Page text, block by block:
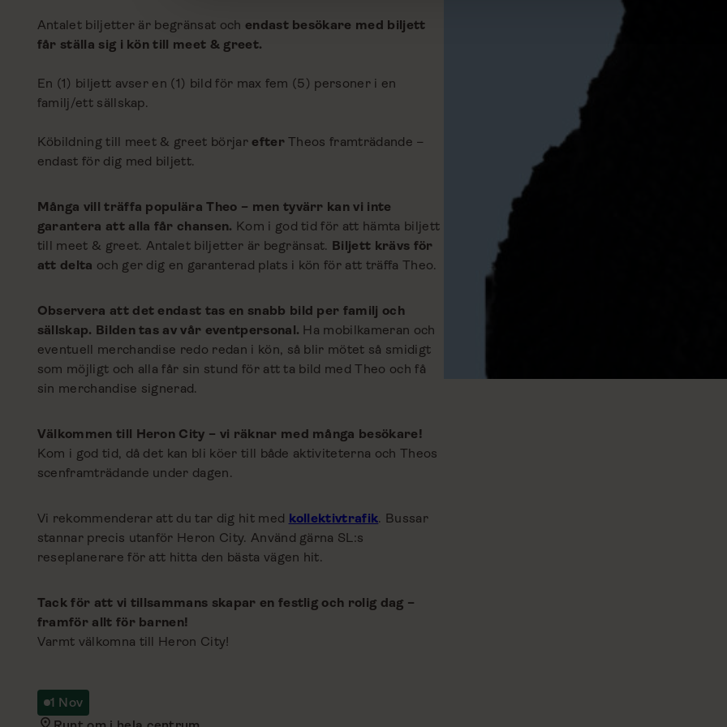
Antalet biljetter är begränsat och endast besökare med biljett
får ställa sig i kön till meet & greet.
En (1) biljett avser en (1) bild för max fem (5) personer i en
familj/ett sällskap.
Köbildning till meet & greet börjarefterTheos framträdande –
endast för dig med biljett.
Många vill träffa populära Theo – men tyvärr kan vi inte
garantera att alla får chansen. Kom i god tid för att hämta biljett
till meet & greet. Antalet biljetter är begränsat. Biljett krävs för
att delta och ger dig en garanterad plats i kön för att träffa Theo.
Observera att det endast tas en snabb bild per familj och
sällskap. Bilden tas av vår eventpersonal. Ha mobilkameran och
eventuell merchandise redo redan i kön, så blir mötet så smidigt
som möjligt och alla får sin stund för att ta bild med Theo och få
sin merchandise signerad.
Välkommen till Heron City – vi räknar med många besökare!
Kom i god tid, då det kan bli köer till både aktiviteterna och Theos
scenframträdande under dagen.
Vi rekommenderar att du tar dig hit med kollektivtrafik. Bussar
stannar precis utanför Heron City. Använd gärna SL:s
reseplanerare för att hitta den bästa vägen hit.
Tack för att vi tillsammans skapar en festlig och rolig dag –
framför allt för barnen!
Varmt välkomna till Heron City!
1 Nov